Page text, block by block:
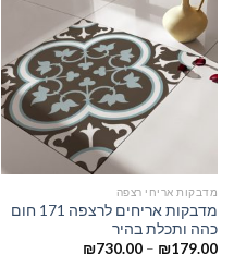
מדבקות אריחי רצפה
מדבקות אריחים לרצפה 171 חום
כהה ותכלת בהיר
₪179.00
–
₪730.00